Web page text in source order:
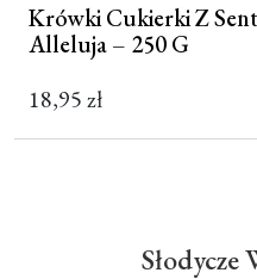
Krówki Cukierki Z
Alleluja – 250 G
18,95zł
Słodycze